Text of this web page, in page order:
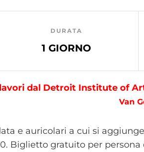
DURATA
1 GIORNO
dal Detroit Institute of
Van
e auricolari a cui si
Biglietto gratuito per